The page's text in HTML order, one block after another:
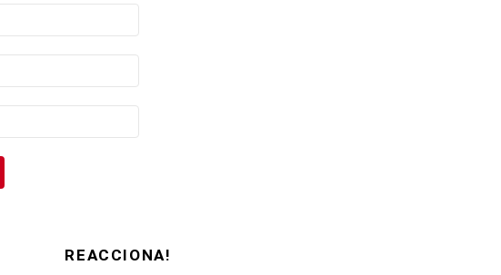
REACCIONA!